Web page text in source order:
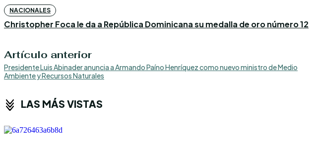
NACIONALES
Christopher Foca le da a República Dominicana su medalla de oro número 12
Artículo anterior
Presidente Luis Abinader anuncia a Armando Paíno Henríquez como nuevo ministro de Medio
Ambiente y Recursos Naturales
LAS MÁS VISTAS